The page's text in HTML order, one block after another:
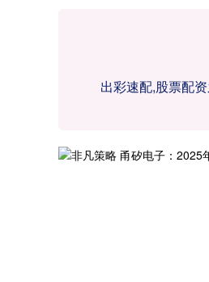
出彩速配,股票配